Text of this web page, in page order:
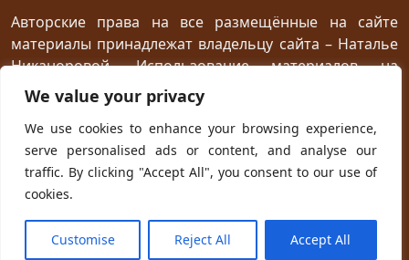
We value your privacy
We use cookies to enhance your browsing experience,
serve personalised ads or content, and analyse our
traffic. By clicking "Accept All", you consent to our use of
cookies.
Customise Reject All Accept All
ресторан
птица Киви путеводный камень магия камня
сокровище шантаж ссора
женщины дворец кузница гнев дракона жар
испуг побег плен план приключение
телефон гадание
будущее первоапрельская шутка космос
Авторские права на все размещённые на сайте
материалы принадлежат владельцу сайта – Наталье
Никаноровой. Использование материалов на
посторонних сайтах разрешается без
предварительного согласия при условии
размещения прямой открытой для индексирования
ссылки на первоисточник не ниже первого абзаца
текста.
Powered with WordPressand own Kadryctheme.